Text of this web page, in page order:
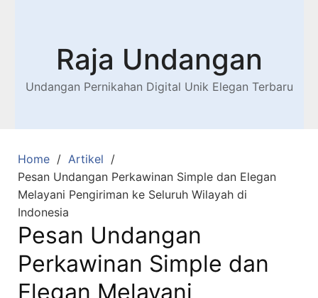
Raja Undangan
Undangan Pernikahan Digital Unik Elegan Terbaru
Home
Artikel
Pesan Undangan Perkawinan Simple dan Elegan
Melayani Pengiriman ke Seluruh Wilayah di
Indonesia
Pesan Undangan
Perkawinan Simple dan
Elegan Melayani